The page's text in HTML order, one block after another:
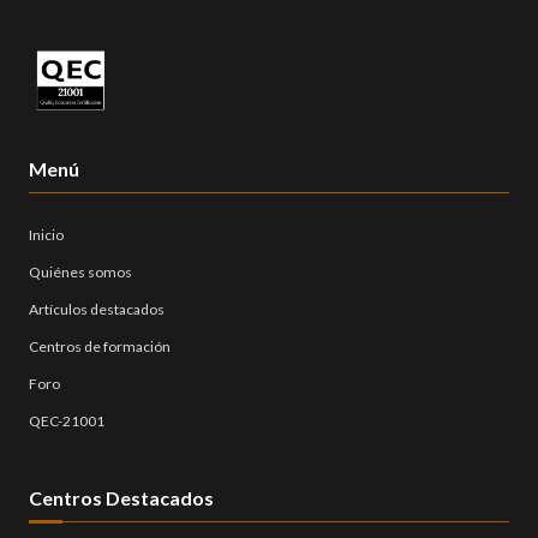
Menú
Inicio
Quiénes somos
Artículos destacados
Centros de formación
Foro
QEC-21001
Centros Destacados